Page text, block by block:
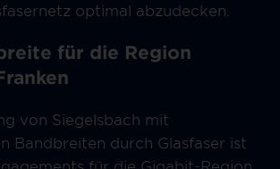
optimal abzudecken.
für die Region
von Siegelsbach mit
Bandbreiten durch Glasfaser ist